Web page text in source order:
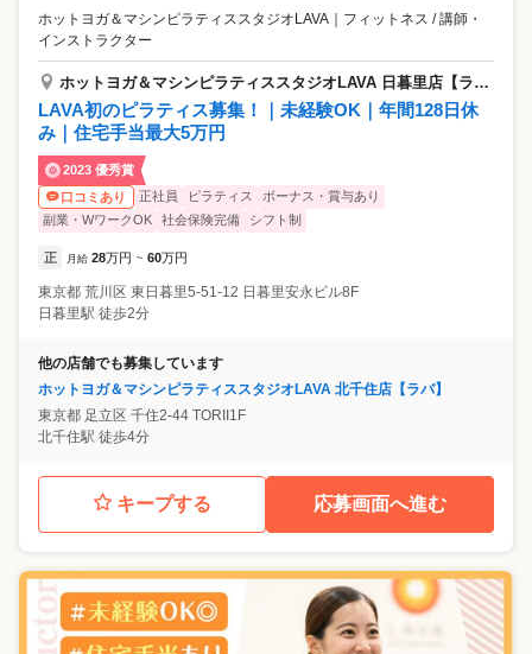
ホットヨガ＆マシンピラティススタジオLAVA ｜ フィットネス / 講師・
インストラクター
ホットヨガ＆マシンピラティススタジオLAVA 日暮里店【ラバ】
LAVA初のピラティス募集！｜未経験OK｜年間128日休
み｜住宅手当最大5万円
2023 優秀賞
口コミあり
正社員 ピラティス
ボーナス・賞与あり
副業・WワークOK
社会保険完備 シフト制
正 月給 28万円 ~ 60万円
東京都 荒川区 東日暮里5-51-12 日暮里安永ビル8F
日暮里駅 徒歩2分
他の店舗でも募集しています
ホットヨガ＆マシンピラティススタジオLAVA 北千住店【ラバ】
東京都 足立区 千住2-44 TORII1F
北千住駅 徒歩4分
キープする 応募画面へ進む